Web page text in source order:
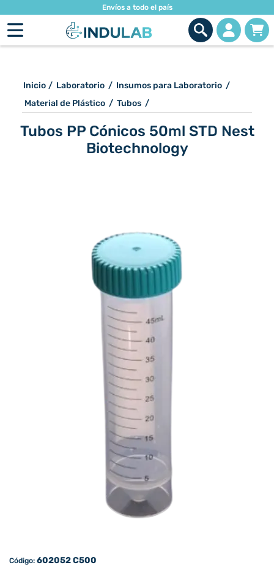
Envíos a todo el país
Inicio / Laboratorio / Insumos para Laboratorio /
Material de Plástico / Tubos /
Tubos PP Cónicos 50ml STD Nest
Biotechnology
Código: 602052 C500